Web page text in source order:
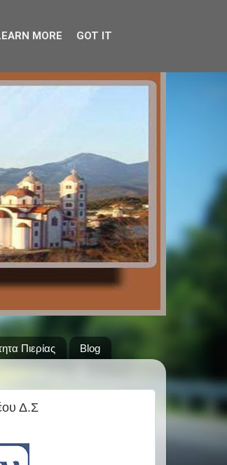
Πιερίας Blog
Δ.Σ
MORE GOT IT